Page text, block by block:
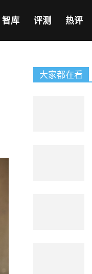
智库 评测 热评
大家都在看